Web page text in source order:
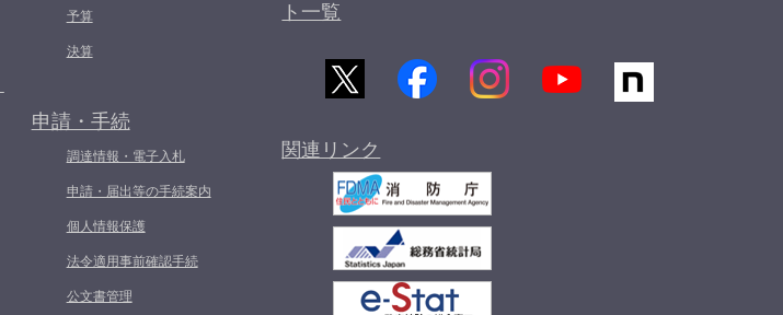
予算
決算
申請・手続
調達情報・電子入札
申請・届出等の手続案内
個人情報保護
法令適用事前確認手続
公文書管理
ト一覧
関連リンク